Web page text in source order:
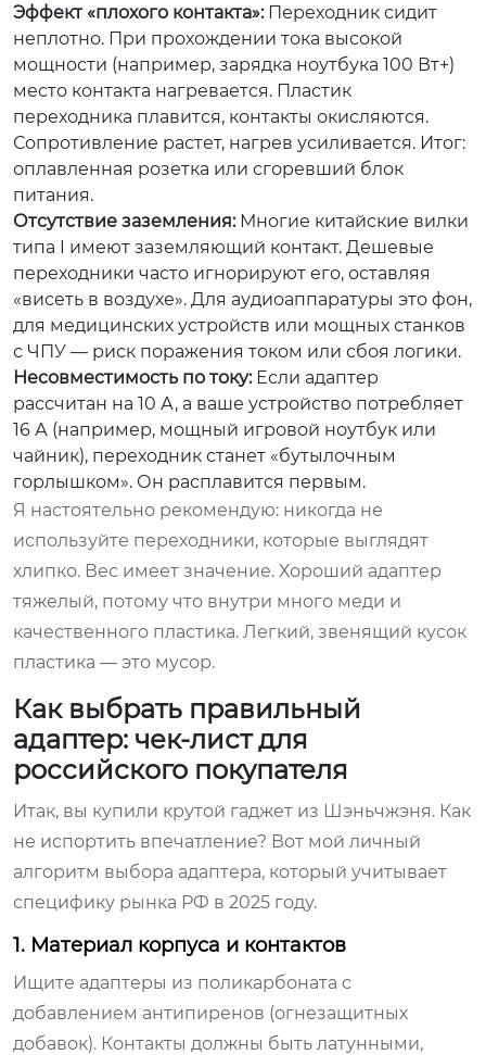
Эффект «плохого контакта»:Переходник сидит
неплотно. При прохождении тока высокой
мощности (например, зарядка ноутбука 100 Вт+)
место контакта нагревается. Пластик
переходника плавится, контакты окисляются.
Сопротивление растет, нагрев усиливается. Итог:
оплавленная розетка или сгоревший блок
питания.
Отсутствие заземления:Многие китайские вилки
типа I имеют заземляющий контакт. Дешевые
переходники часто игнорируют его, оставляя
«висеть в воздухе». Для аудиоаппаратуры это фон,
для медицинских устройств или мощных станков
с ЧПУ — риск поражения током или сбоя логики.
Несовместимость по току:Если адаптер
рассчитан на 10 А, а ваше устройство потребляет
16 А (например, мощный игровой ноутбук или
чайник), переходник станет «бутылочным
горлышком». Он расплавится первым.
Я настоятельно рекомендую: никогда не
используйте переходники, которые выглядят
хлипко. Вес имеет значение. Хороший адаптер
тяжелый, потому что внутри много меди и
качественного пластика. Легкий, звенящий кусок
пластика — это мусор.
Как выбрать правильный
адаптер: чек-лист для
российского покупателя
Итак, вы купили крутой гаджет из Шэньчжэня. Как
не испортить впечатление? Вот мой личный
алгоритм выбора адаптера, который учитывает
специфику рынка РФ в 2025 году.
1. Материал корпуса и контактов
Ищите адаптеры из поликарбоната с
добавлением антипиренов (огнезащитных
добавок). Контакты должны быть латунными,